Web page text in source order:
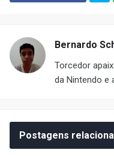
Bernardo
Torcedor
da Nintendo e
Postagens